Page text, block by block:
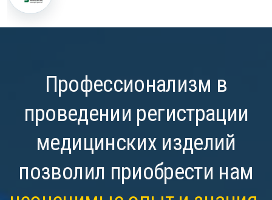
Профессионализм в
проведении регистрации
медицинских изделий
позволил приобрести нам